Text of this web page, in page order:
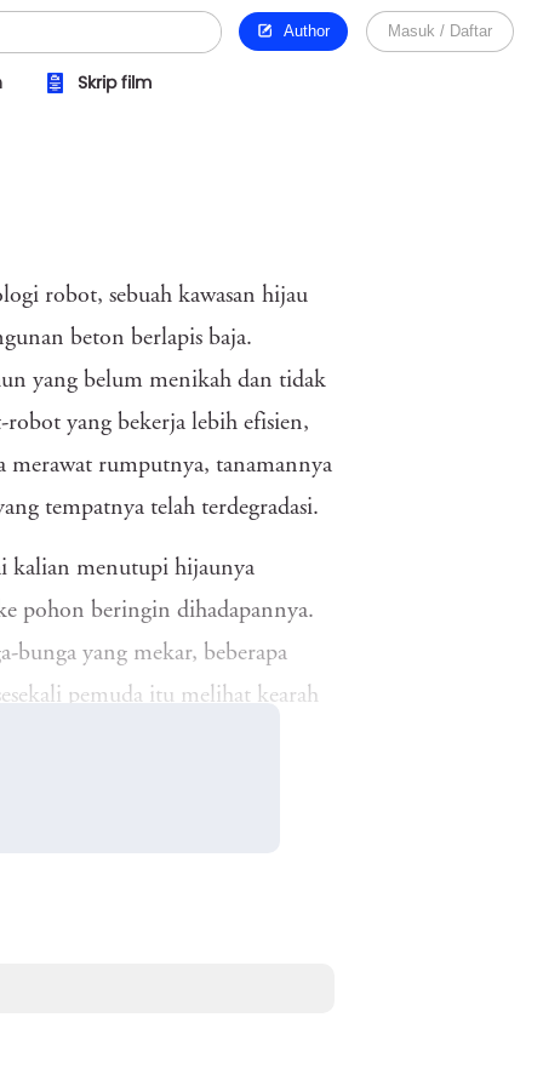
Author Masuk / Daftar
Skrip film
robot, sebuah kawasan hijau
beton berlapis baja.
yang belum menikah dan tidak
yang bekerja lebih efisien,
merawat rumputnya, tanamannya
tempatnya telah terdegradasi.
kalian menutupi hijaunya
pohon beringin dihadapannya.
yang mekar, beberapa
pemuda itu melihat kearah
adalah istana untuk kalian.”